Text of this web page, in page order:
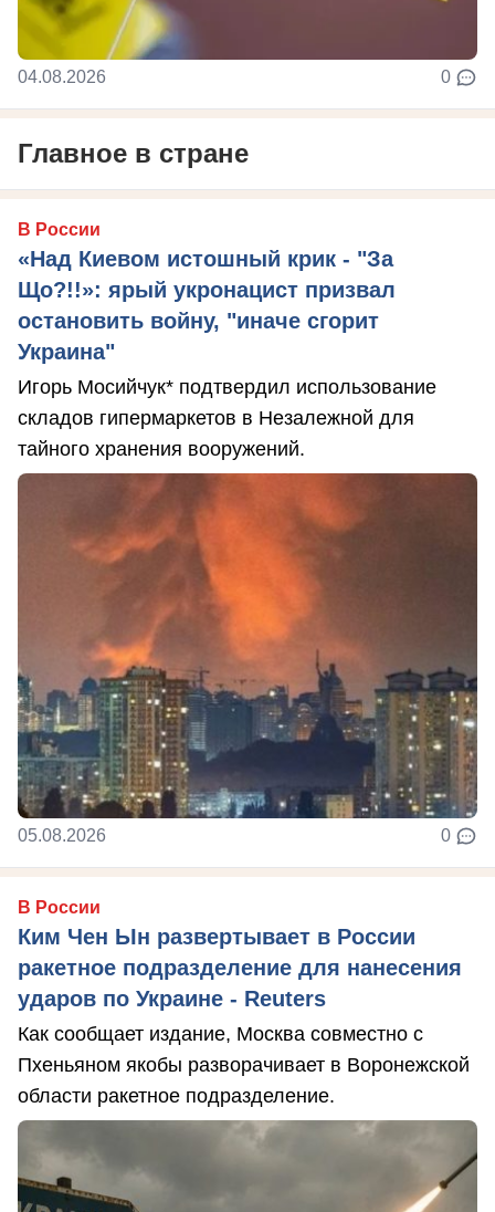
04.08.2026 0
Главное в стране
В России
«Над Киевом истошный крик - "За
Що?!!»: ярый укронацист призвал
остановить войну, "иначе сгорит
Украина"
Игорь Мосийчук* подтвердил использование
складов гипермаркетов в Незалежной для
тайного хранения вооружений.
05.08.2026 0
В России
Ким Чен Ын развертывает в России
ракетное подразделение для нанесения
ударов по Украине - Reuters
Как сообщает издание, Москва совместно с
Пхеньяном якобы разворачивает в Воронежской
области ракетное подразделение.